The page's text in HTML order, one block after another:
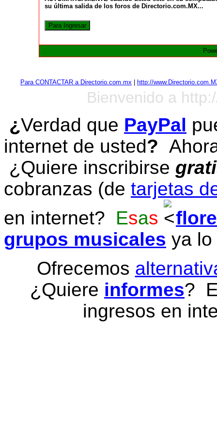
su última salida de los foros de Directorio.com.MX...
Para CONTACTAR a Directorio.com.mx http://
Bienvenido a
¿Verdad que PayPal
internet de usted?
¿Quiere inscribirse
cobranzas (de tarjetas
en internet? Esas
grupos musicales ya
Ofrecemos
¿Quiere informes?
ingresos en